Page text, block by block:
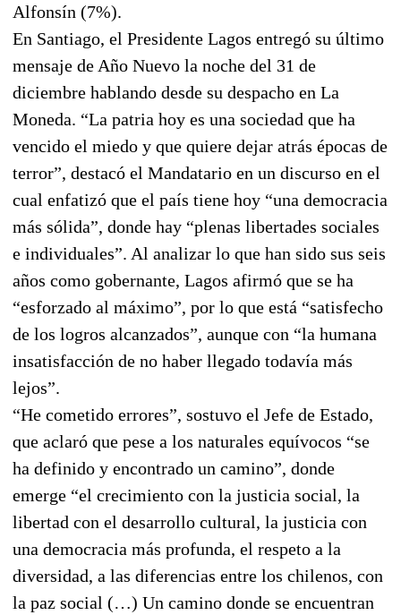
Alfonsín (7%).
En Santiago, el Presidente Lagos entregó su último
mensaje de Año Nuevo la noche del 31 de
diciembre hablando desde su despacho en La
Moneda. “La patria hoy es una sociedad que ha
vencido el miedo y que quiere dejar atrás épocas de
terror”, destacó el Mandatario en un discurso en el
cual enfatizó que el país tiene hoy “una democracia
más sólida”, donde hay “plenas libertades sociales
e individuales”. Al analizar lo que han sido sus seis
años como gobernante, Lagos afirmó que se ha
“esforzado al máximo”, por lo que está “satisfecho
de los logros alcanzados”, aunque con “la humana
insatisfacción de no haber llegado todavía más
lejos”.
“He cometido errores”, sostuvo el Jefe de Estado,
que aclaró que pese a los naturales equívocos “se
ha definido y encontrado un camino”, donde
emerge “el crecimiento con la justicia social, la
libertad con el desarrollo cultural, la justicia con
una democracia más profunda, el respeto a la
diversidad, a las diferencias entre los chilenos, con
la paz social (…) Un camino donde se encuentran